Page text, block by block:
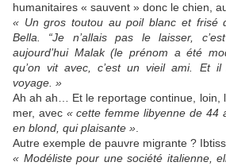
humanitaires « sauvent » donc le chien,
« Un gros toutou au poil blanc et frisé
Bella. “Je n’allais pas le laisser,
aujourd’hui Malak (le prénom a été
qu’on vit avec, c’est un vieil ami. Et
voyage. »
Ah ah ah… Et le reportage continue, loin,
mer, avec « cette femme libyenne de 44
en blond, qui plaisante »
Autre exemple de pauvre migrante ?
« Modéliste pour une société italienne,